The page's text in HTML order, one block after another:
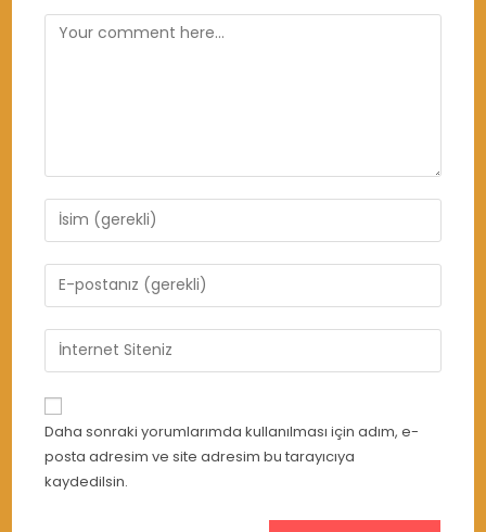
Comment
Enter
your
name
or
to
comment
Enter
your
email
address
comment
Enter
your
website
URL
(optional)
Daha sonraki yorumlarımda kullanılması için adım, e-
posta adresim ve site adresim bu tarayıcıya
kaydedilsin.